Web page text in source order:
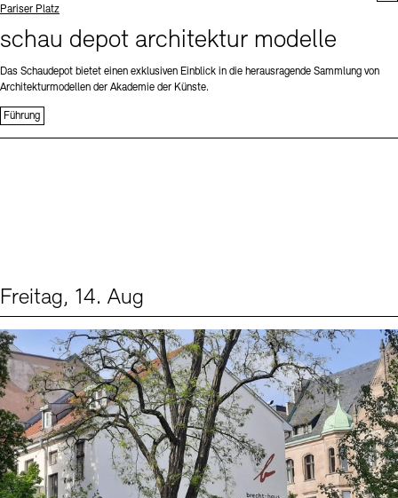
Standort
Pariser Platz
schau depot architektur modelle
Das Schaudepot bietet einen exklusiven Einblick in die herausragende Sammlung von
Architekturmodellen der Akademie der Künste.
Führung
Freitag, 14. Aug